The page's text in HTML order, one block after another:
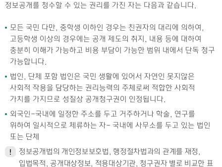
정보공개를 청수할 수 있는 권리를 가진 자는 다음과 같습니다.
모든 국민 다만, 중학생 이하인 경우는 친권자의 대리에 의하여,
고등학생 이상의 경우에는 공개 제도의 취지, 내용 등에 대하여
충분히 이해가 가능하고 비용 부담이 가능한 범위 내에서 단독 청구
가능합니다.
법인, 단체 포함 법인은 국민 생활에 있어서 자연인 못지않은
사회적 작용을 담당하는 권리능력의 주체로써 적합한 사회적
가치를 가지므로 성질상 공개청구권이 인정됩니다.
외국인-국내에 일정한 주소를 두고 거주하거나 학술, 연구를
위하여 일시적으로 체류하는 자- 국내에 사무소를 두고 있는 법인
또는 단체
정보공개법의 개인정보보호법, 행정절차법과의 관계를 재정,
입법목적, 공개대상정보, 적용대상기관, 청구권자 별로 비교한 표